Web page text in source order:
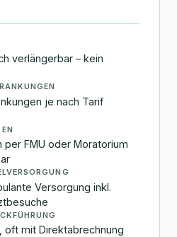
verlängerbar – kein
je nach Tarif
per FMU oder Moratorium
Versorgung inkl.
oft mit Direktabrechnung